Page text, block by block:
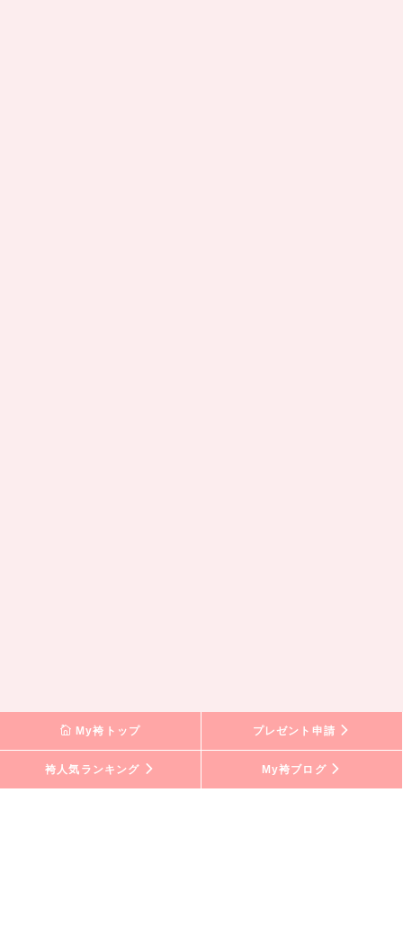
My袴トップ プレゼント申請
袴人気ランキング My袴ブログ